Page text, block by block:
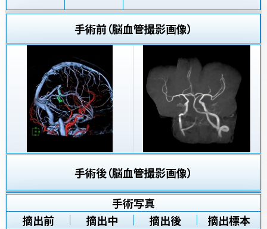
手術前（脳血管撮影画像）
手術後（脳血管撮影画像）
手術写真
摘出前
摘出中 摘出後
摘出標本